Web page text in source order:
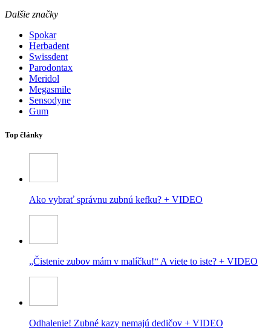
Dalšie značky
Spokar
Herbadent
Swissdent
Parodontax
Meridol
Megasmile
Sensodyne
Gum
Top články
Ako vybrať správnu zubnú kefku? + VIDEO
„Čistenie zubov mám v malíčku!“ A viete to iste? + VIDEO
Odhalenie! Zubné kazy nemajú dedičov + VIDEO